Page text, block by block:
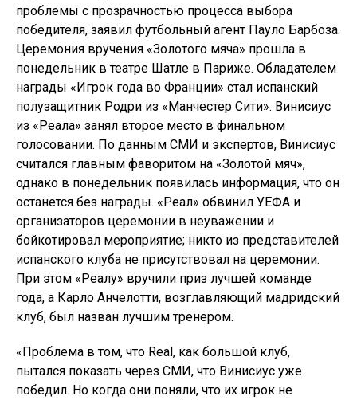
проблемы с прозрачностью процесса выбора
победителя, заявил футбольный агент Пауло Барбоза.
Церемония вручения «Золотого мяча» прошла в
понедельник в театре Шатле в Париже. Обладателем
награды «Игрок года во Франции» стал испанский
полузащитник Родри из «Манчестер Сити». Винисиус
из «Реала» занял второе место в финальном
голосовании. По данным СМИ и экспертов, Винисиус
считался главным фаворитом на «Золотой мяч»,
однако в понедельник появилась информация, что он
останется без награды. «Реал» обвинил УЕФА и
организаторов церемонии в неуважении и
бойкотировал мероприятие; никто из представителей
испанского клуба не присутствовал на церемонии.
При этом «Реалу» вручили приз лучшей команде
года, а Карло Анчелотти, возглавляющий мадридский
клуб, был назван лучшим тренером.
«Проблема в том, что Real, как большой клуб,
пытался показать через СМИ, что Винисиус уже
победил. Но когда они поняли, что их игрок не